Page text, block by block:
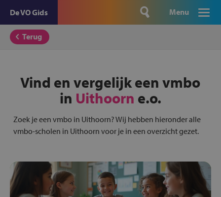
De VO Gids Menu
Terug
Vind en vergelijk een vmbo
in Uithoorn e.o.
Zoek je een vmbo in Uithoorn? Wij hebben hieronder alle
vmbo-scholen in Uithoorn voor je in een overzicht gezet.